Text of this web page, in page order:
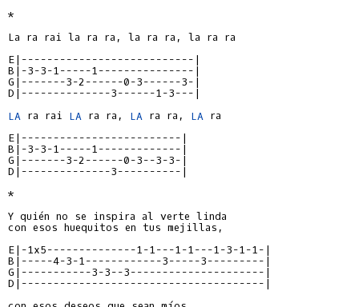
*
La ra rai la ra ra, la ra ra, la ra ra
E|---------------------------|
B|-3-3-1-----1---------------|
G|-------3-2------0-3------3-|
D|--------------3------1-3---|
LA ra rai LA ra ra, LA ra ra, LA ra
E|-------------------------|
B|-3-3-1-----1-------------|
G|-------3-2------0-3--3-3-|
D|--------------3----------|
*
Y quién no se inspira al verte linda
con esos huequitos en tus mejillas,
E|-1x5--------------1-1---1-1---1-3-1-1-|
B|-----4-3-1------------3-----3---------|
G|-----------3-3--3---------------------|
D|--------------------------------------|